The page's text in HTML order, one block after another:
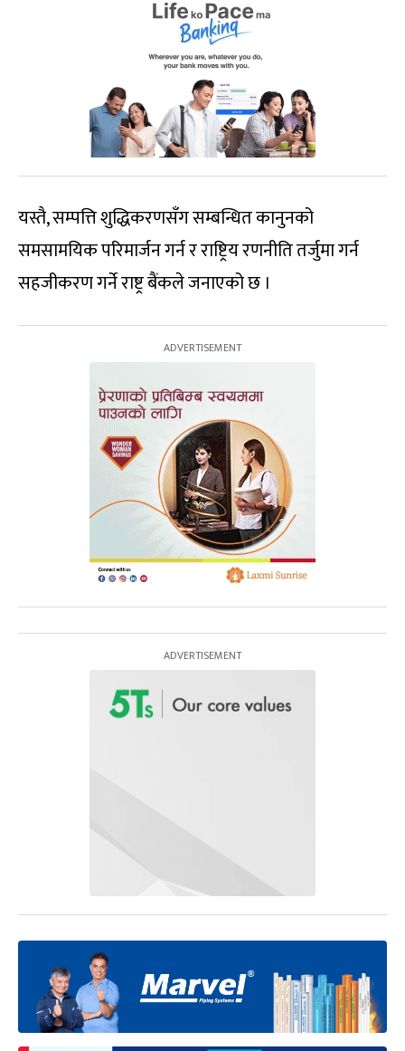
यस्तै, सम्पत्ति शुद्धिकरणसँग सम्बन्धित कानुनको
समसामयिक परिमार्जन गर्न र राष्ट्रिय रणनीति तर्जुमा गर्न
सहजीकरण गर्ने राष्ट्र बैंकले जनाएको छ ।